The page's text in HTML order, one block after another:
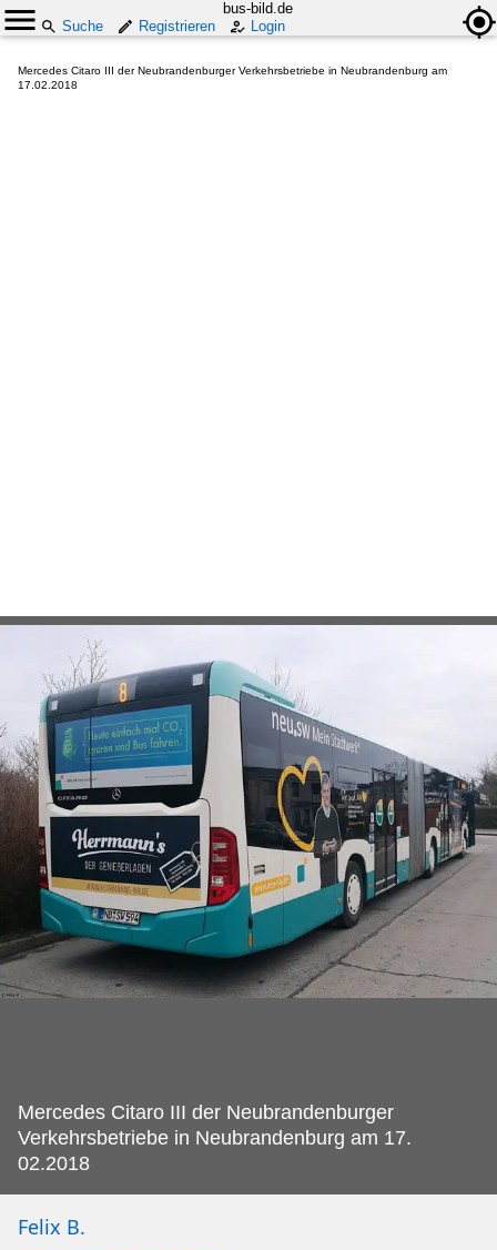
bus-bild.de
Suche
Registrieren Login
Mercedes Citaro III der Neubrandenburger Verkehrsbetriebe in Neubrandenburg am
17.02.2018
Mercedes Citaro III der Neubrandenburger
Verkehrsbetriebe in Neubrandenburg am 17.
02.2018
Felix B.